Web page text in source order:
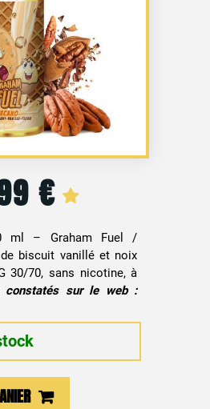
€
ml – Graham Fuel /
biscuit vanillé et noix
30/70, sans nicotine, à
constatés sur le web :